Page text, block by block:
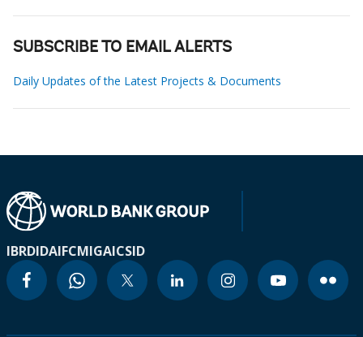
SUBSCRIBE TO EMAIL ALERTS
Daily Updates of the Latest Projects & Documents
IBRDIDAIFCMIGAICSID